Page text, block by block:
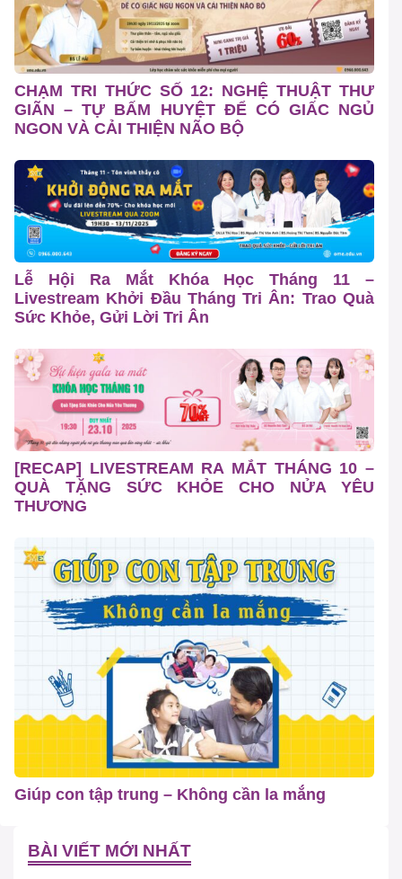
CHẠM TRI THỨC SỐ 12: NGHỆ THUẬT THƯ
GIÃN – TỰ BẤM HUYỆT ĐỂ CÓ GIẤC NGỦ
NGON VÀ CẢI THIỆN NÃO BỘ
Lễ Hội Ra Mắt Khóa Học Tháng 11 –
Livestream Khởi Đầu Tháng Tri Ân: Trao Quà
Sức Khỏe, Gửi Lời Tri Ân
[RECAP] LIVESTREAM RA MẮT THÁNG 10 –
QUÀ TẶNG SỨC KHỎE CHO NỬA YÊU
THƯƠNG
Giúp con tập trung – Không cần la mắng
BÀI VIẾT MỚI NHẤT